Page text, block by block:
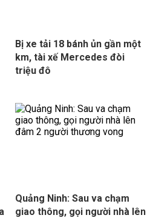
Bị xe tải 18 bánh ủn gần một
km, tài xế Mercedes đòi
triệu đô
Quảng Ninh: Sau va chạm
giao thông, gọi người nhà lên